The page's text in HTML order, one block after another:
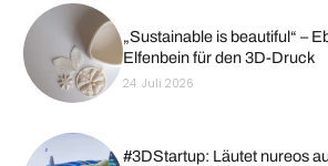
„Sustainable is beautiful“ –
Elfenbein für den 3D-Druck
24. Juli 2026
#3DStartup: Läutet nureos